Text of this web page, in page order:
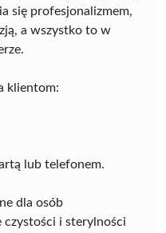
się profesjonalizmem,
a wszystko to w
klientom:
lub telefonem.
dla osób
czystości i sterylności